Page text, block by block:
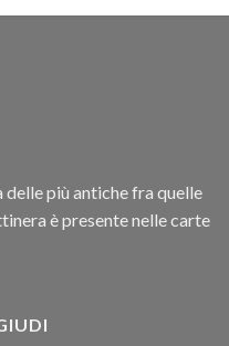
delle più antiche fra quelle
è presente nelle carte